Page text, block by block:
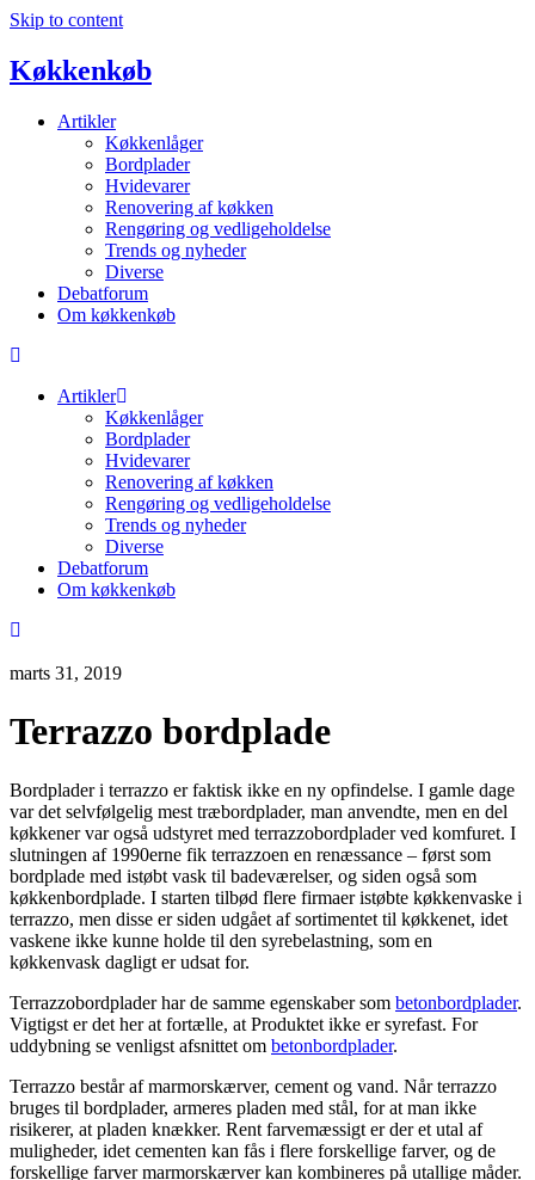
Skip to content
Køkkenkøb
Artikler
Køkkenlåger
Bordplader
Hvidevarer
Renovering af køkken
Rengøring og vedligeholdelse
Trends og nyheder
Diverse
Debatforum
Om køkkenkøb
Artikler
Køkkenlåger
Bordplader
Hvidevarer
Renovering af køkken
Rengøring og vedligeholdelse
Trends og nyheder
Diverse
Debatforum
Om køkkenkøb
marts 31, 2019
Terrazzo bordplade
Bordplader i terrazzo er faktisk ikke en ny opfindelse. I gamle dage
var det selvfølgelig mest træbordplader, man anvendte, men en del
køkkener var også udstyret med terrazzobordplader ved komfuret. I
slutningen af 1990erne fik terrazzoen en renæssance – først som
bordplade med istøbt vask til badeværelser, og siden også som
køkkenbordplade. I starten tilbød flere firmaer istøbte køkkenvaske i
terrazzo, men disse er siden udgået af sortimentet til køkkenet, idet
vaskene ikke kunne holde til den syrebelastning, som en
køkkenvask dagligt er udsat for.
Terrazzobordplader har de samme egenskaber som betonbordplader.
Vigtigst er det her at fortælle, at Produktet ikke er syrefast. For
uddybning se venligst afsnittet om betonbordplader.
Terrazzo består af marmorskærver, cement og vand. Når terrazzo
bruges til bordplader, armeres pladen med stål, for at man ikke
risikerer, at pladen knækker. Rent farvemæssigt er der et utal af
muligheder, idet cementen kan fås i flere forskellige farver, og de
forskellige farver marmorskærver kan kombineres på utallige måder.